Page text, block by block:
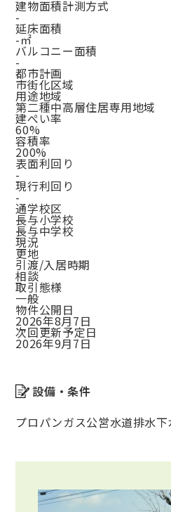
建物面積計測方式
-
延床面積
-㎡
バルコニー面積
-
都市計画
市街化区域
用途地域
第二種中高層住居専用地域
建ぺい率
60%
容積率
200%
表面利回り
-
現行利回り
-
通学校区
長与小学校
長与中学校
現況
更地
引渡/入居時期
相談
取引態様
一般
物件公開日
2026年8月7日
次回更新予定日
2026年9月7日
設備・条件
プロパンガス公営水道排水下